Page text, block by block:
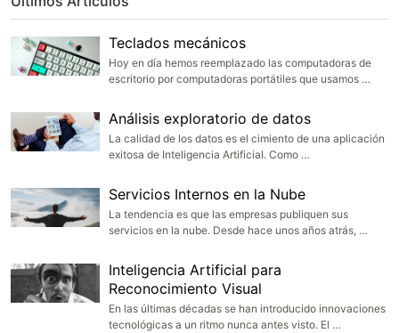
Teclados mecánicos
Hoy en día hemos reemplazado las computadoras de
escritorio por computadoras portátiles que usamos …
Análisis exploratorio de datos
La calidad de los datos es el cimiento de una aplicación
exitosa de Inteligencia Artificial. Como …
Servicios Internos en la Nube
La tendencia es que las empresas publiquen sus
servicios en la nube. Desde hace unos años atrás, …
Inteligencia Artificial para
Reconocimiento Visual
En las últimas décadas se han introducido innovaciones
tecnológicas a un ritmo nunca antes visto. El …